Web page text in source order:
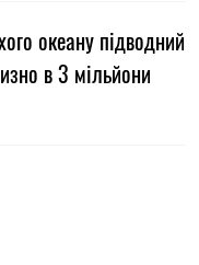
океану підводний
в 3 мільйони